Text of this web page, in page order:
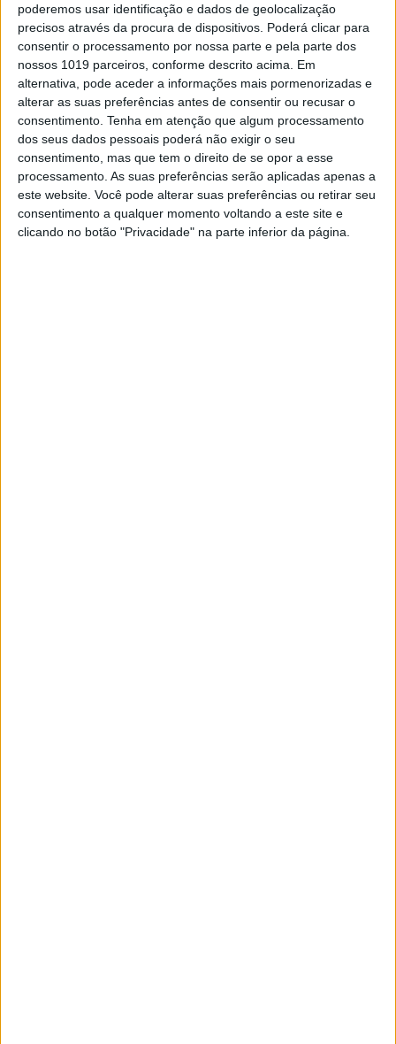
poderemos usar identificação e dados de geolocalização
precisos através da procura de dispositivos. Poderá clicar para
consentir o processamento por nossa parte e pela parte dos
nossos 1019 parceiros, conforme descrito acima. Em
alternativa, pode aceder a informações mais pormenorizadas e
alterar as suas preferências antes de consentir ou recusar o
consentimento. Tenha em atenção que algum processamento
dos seus dados pessoais poderá não exigir o seu
consentimento, mas que tem o direito de se opor a esse
processamento. As suas preferências serão aplicadas apenas a
este website. Você pode alterar suas preferências ou retirar seu
consentimento a qualquer momento voltando a este site e
clicando no botão "Privacidade" na parte inferior da página.
Embora Gajser esteja apenas sete pontos
atrás de Prado na classificação provisória do
campeonato MXGP, o espanhol está num
grande momento e comete poucos erros.
Para Prado a temporada foi uma montanha-
russa de muitas experiências diferentes.
Venceu 10 Grandes Prêmios em 2024, liderou
mais voltas do que qualquer outro piloto, mas
só no último fim de semana na China ,
conseguiu recuperar a placa vermelha, que
manteve desde a primeira rodada na
Argentina, até a 10ª rodada em Maggiora, em
Itália.